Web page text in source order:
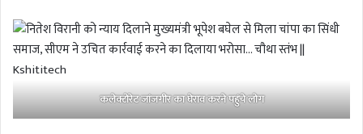
कलेक्टोरेट जांजगीर का घेराव करने पहुंचे लोग